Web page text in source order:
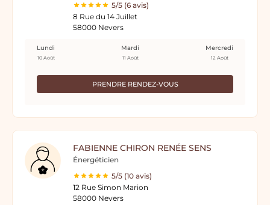
5/5 (6 avis)
8 Rue du 14 Juillet
58000 Nevers
PRENDRE RENDEZ-VOUS
Lundi
10 Août
Mardi
11 Août
Mercredi
12 Août
FABIENNE CHIRON RENÉE SENS
Énergéticien
5/5 (10 avis)
12 Rue Simon Marion
58000 Nevers